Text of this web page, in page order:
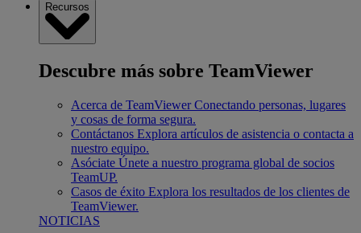
Recursos
Descubre más sobre TeamViewer
Acerca de TeamViewer Conectando personas, lugares
y cosas de forma segura.
Contáctanos Explora artículos de asistencia o contacta a
nuestro equipo.
Asóciate Únete a nuestro programa global de socios
TeamUP.
Casos de éxito Explora los resultados de los clientes de
TeamViewer.
NOTICIAS